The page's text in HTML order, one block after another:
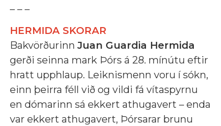
HERMIDA SKORAR
BakvörðurinnJuan Guardia Hermida
gerði seinna mark Þórs á 28. mínútu eftir
hratt upphlaup. Leiknismenn voru í sókn,
einn þeirra féll við og vildi fá vítaspyrnu
en dómarinn sá ekkert athugavert – enda
var ekkert athugavert, Þórsarar brunu